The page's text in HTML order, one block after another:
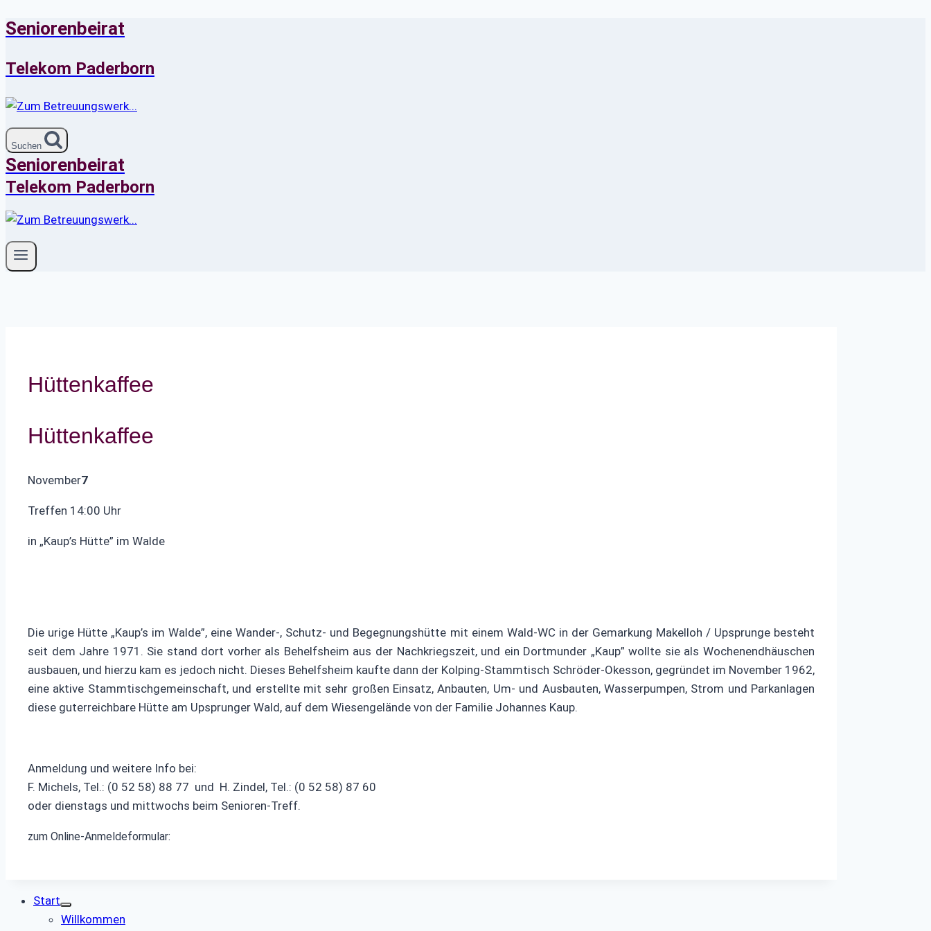
Zum
springen
Seniorenbeirat
Telekom Paderborn
Suchen
Seniorenbeirat
Telekom Paderborn
Hüttenkaffee
Hüttenkaffee
November7
Treffen 14:00 Uhr
in „Kaup’s Hütte” im Walde
Die urige Hütte „Kaup’s im Walde”, eine Wander-, Schutz- und Begegnungshütte mit einem Wald-WC in der Gemarkung Makelloh / Upsprunge besteht
seit dem Jahre 1971. Sie stand dort vorher als Behelfsheim aus der Nachkriegszeit, und ein Dortmunder „Kaup” wollte sie als Wochenendhäuschen
ausbauen, und hierzu kam es jedoch nicht. Dieses Behelfsheim kaufte dann der Kolping-Stammtisch Schröder-Okesson, gegründet im November 1962,
eine aktive Stammtischgemeinschaft, und erstellte mit sehr großen Einsatz, Anbauten, Um- und Ausbauten, Wasserpumpen, Strom und Parkanlagen
diese guterreichbare Hütte am Upsprunger Wald, auf dem Wiesengelände von der Familie Johannes Kaup.
Anmeldung und weitere Info bei:
F. Michels, Tel.: (0 52 58) 88 77 und H. Zindel, Tel.: (0 52 58) 87 60
oder dienstags und mittwochs beim Senioren-Treff.
zum Online-Anmeldeformular:
Start
Willkommen